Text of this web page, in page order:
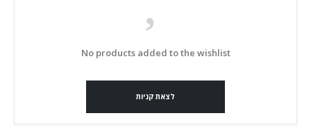
No products added to the wishlist
לצאת קניות